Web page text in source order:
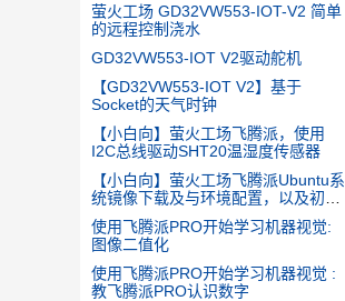
萤火工场 GD32VW553-IOT-V2 简单
的远程控制浇水
GD32VW553-IOT V2驱动舵机
【GD32VW553-IOT V2】基于
Socket的天气时钟
【小白向】萤火工场飞腾派，使用
I2C总线驱动SHT20温湿度传感器
【小白向】萤火工场飞腾派Ubuntu系
统镜像下载及与环境配置，以及初学
GPIO的使用
使用飞腾派PRO开始学习机器视觉:
图像二值化
使用飞腾派PRO开始学习机器视觉 :
教飞腾派PRO认识数字